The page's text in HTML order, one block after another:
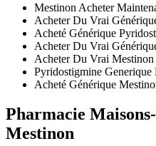
Mestinon Acheter
Acheter Du Vrai
Acheté Générique
Acheter Du Vrai
Acheter Du Vrai
Pyridostigmine Generique
Acheté Générique
Pharmacie
Mestinon